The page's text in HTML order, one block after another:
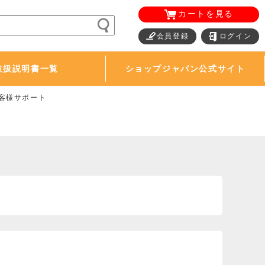
カートを見る
会員登録 ログイン
扱説明書一覧 ショップジャパン公式サイト
様サポート